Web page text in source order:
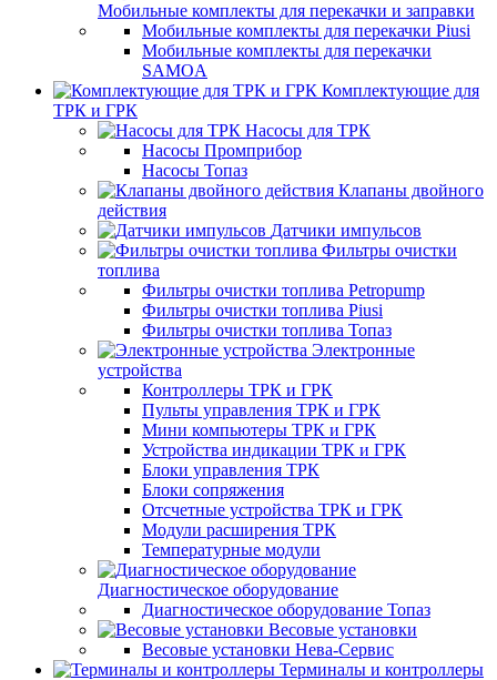
Мобильные комплекты для перекачки и заправки
Мобильные комплекты для перекачки Piusi
Мобильные комплекты для перекачки
SAMOA
Комплектующие для
ТРК и ГРК
Насосы для ТРК
Насосы Промприбор
Насосы Топаз
Клапаны двойного
действия
Датчики импульсов
Фильтры очистки
топлива
Фильтры очистки топлива Petropump
Фильтры очистки топлива Piusi
Фильтры очистки топлива Топаз
Электронные
устройства
Контроллеры ТРК и ГРК
Пульты управления ТРК и ГРК
Мини компьютеры ТРК и ГРК
Устройства индикации ТРК и ГРК
Блоки управления ТРК
Блоки сопряжения
Отсчетные устройства ТРК и ГРК
Модули расширения ТРК
Температурные модули
Диагностическое оборудование
Диагностическое оборудование Топаз
Весовые установки
Весовые установки Нева-Сервис
Терминалы и контроллеры